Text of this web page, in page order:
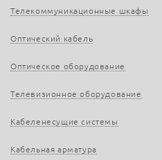
Телекоммуникационные шкафы
Оптический кабель
Оптическое оборудование
Телевизионное оборудование
Кабеленесущие системы
Кабельная арматура